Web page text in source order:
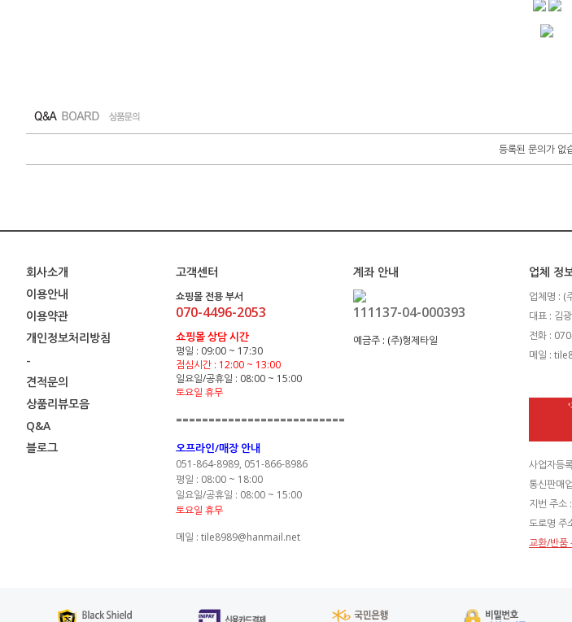
등록된 문의가 없
회사소개
이용안내
이용약관
개인정보처리방침
-
견적문의
상품리뷰모음
Q&A
블로그
고객센터
쇼핑몰 전용 부서
070-4496-2053
쇼핑몰 상담 시간
평일 : 09:00 ~ 17:30
점심시간 : 12:00 ~ 13:00
일요일/공휴일 : 08:00 ~ 15:00
토요일 휴무
==========================
오프라인/매장 안내
051-864-8989, 051-866-8986
평일 : 08:00 ~ 18:00
일요일/공휴일 : 08:00 ~ 15:00
토요일 휴무
메일 : tile8989@hanmail.net
계좌 안내
111137-04-000393
예금주 : (주)형제타일
업체 정
업체명 : (
대표 : 김
전화 :
메일 :
'
사업자등
통신판매
지번 주소
도로명 주
교환/반품